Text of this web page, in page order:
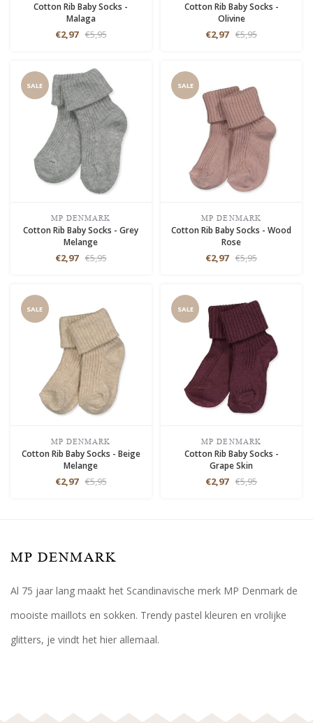
Cotton Rib Baby Socks -
Malaga
€2,97 €5,95
Cotton Rib Baby Socks -
Olivine
€2,97 €5,95
SALE
MP DENMARK
Cotton Rib Baby Socks - Grey
Melange
€2,97 €5,95
SALE
MP DENMARK
Cotton Rib Baby Socks - Wood
Rose
€2,97 €5,95
SALE
MP DENMARK
Cotton Rib Baby Socks - Beige
Melange
€2,97 €5,95
SALE
MP DENMARK
Cotton Rib Baby Socks -
Grape Skin
€2,97 €5,95
MP DENMARK
Al 75 jaar lang maakt het Scandinavische merk MP Denmark de
mooiste maillots en sokken. Trendy pastel kleuren en vrolijke
glitters, je vindt het hier allemaal.